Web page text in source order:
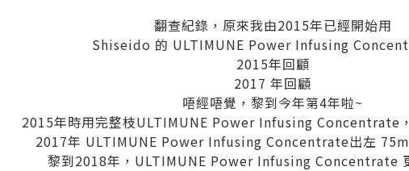
翻查紀錄，原來我由2015年已經開始用
Shiseido 的 ULTIMUNE Power Infusing
2015年回顧
2017 年回顧
唔經唔覺，黎到今年第4年啦~
2015年時用完整枝ULTIMUNE Power Infusing Concentrate
2017年 ULTIMUNE Power Infusing Concentrate出左
黎到2018年，ULTIMUNE Power Infusing Concentrate